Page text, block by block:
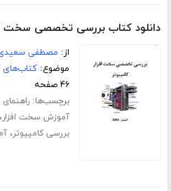
دانلود کتاب بررسی تخصصی سخت
از: مصطفی
موضوع:کتاب‌های
۴۶ صفحه
برچسب‌ها:راهنمای
آموزش سخت افزار
بررسی کامپیوتر،